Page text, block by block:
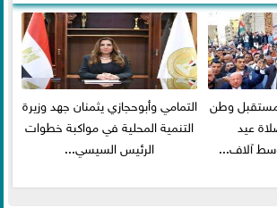
وطن
عيد
آلاف...
التمامي وأبوحجازي يثمنان جهد وزيرة
التنمية المحلية في مواكبة خطوات
الرئيس السيسي...